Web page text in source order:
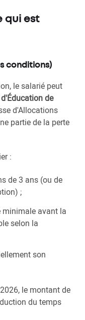
qui est
conditions)
le salarié peut
de
d'Allocations
partie de la perte
:
de 3 ans (ou de
;
minimale avant la
selon la
son
le montant de
du temps